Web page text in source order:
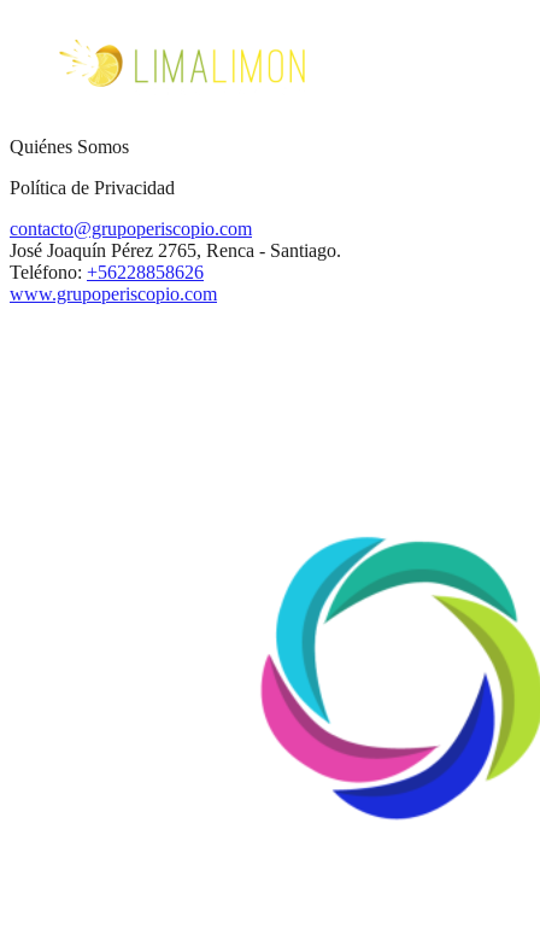
Quiénes Somos
Política de Privacidad
contacto@grupoperiscopio.com
José Joaquín Pérez 2765, Renca - Santiago.
Teléfono: +56228858626
www.grupoperiscopio.com